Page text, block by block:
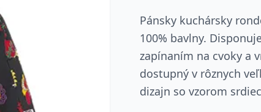
Pánsky kuchársky
100% bavlny.
zapínaním na cvoky a
dostupný v rôznych
dizajn so vzorom